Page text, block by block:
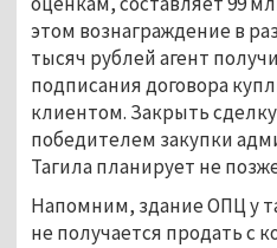
этом вознаграждение в
тысяч рублей агент
подписания договора
клиентом. Закрыть
победителем закупки
Тагила планирует не
Напомним, здание ОПЦ у
не получается продать с